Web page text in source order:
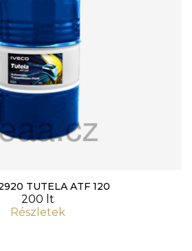
TUTELA ATF 120
200 lt
Részletek